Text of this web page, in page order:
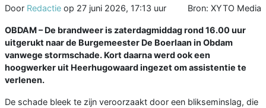
Door Redactie op 27 juni 2026, 17:13 uur Bron: XYTO Media
OBDAM –De brandweer is zaterdagmiddag rond 16.00 uur
uitgerukt naar de Burgemeester De Boerlaan in Obdam
vanwege stormschade. Kort daarna werd ook een
hoogwerker uit Heerhugowaard ingezet om assistentie te
verlenen.
De schade bleek te zijn veroorzaakt door een blikseminslag, die